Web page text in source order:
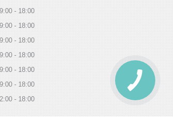
18:00
18:00
18:00
18:00
18:00
18:00
18:00